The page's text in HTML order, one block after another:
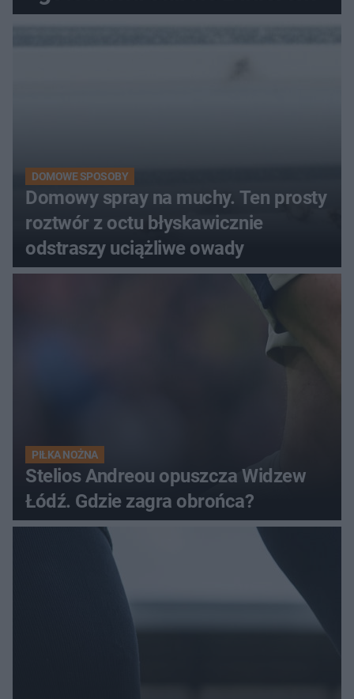
DOMOWE SPOSOBY
Domowy spray na muchy. Ten prosty
roztwór z octu błyskawicznie
odstraszy uciążliwe owady
PIŁKA NOŻNA
Stelios Andreou opuszcza Widzew
Łódź. Gdzie zagra obrońca?